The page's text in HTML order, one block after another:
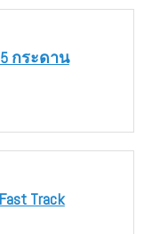
กระดาน
Track